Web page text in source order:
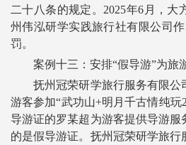
二十八条的规定。2025年6月，大
州伟泓研学实践旅行社有限公司
罚。
案例十三：安排“假导游”为旅
抚州冠荣研学旅行服务有限公
游客参加“武功山+明月千古情纯玩
导游证的罗某超为游客提供导游服
的是假导游证。抚州冠荣研学旅行